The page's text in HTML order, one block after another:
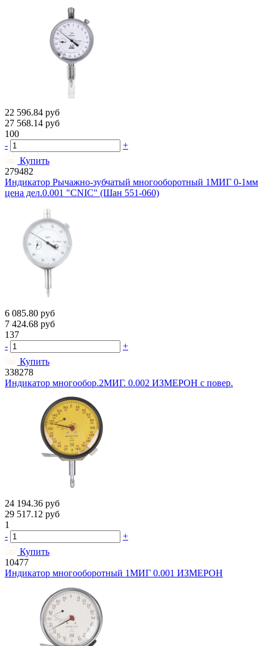
22 596.84 руб
27 568.14 руб
100
-
+
Купить
279482
Индикатор Рычажно-зубчатый многооборотный 1МИГ 0-1мм
цена дел.0.001 "CNIC" (Шан 551-060)
6 085.80 руб
7 424.68 руб
137
-
+
Купить
338278
Индикатор многообор.2МИГ. 0.002 ИЗМЕРОН с повер.
24 194.36 руб
29 517.12 руб
1
-
+
Купить
10477
Индикатор многооборотный 1МИГ 0.001 ИЗМЕРОН